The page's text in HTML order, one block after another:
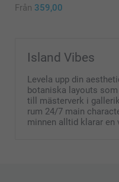
Från 359,00
Island Vibes
Levela upp din
botaniska layouts
till mästerverk i
rum 24/7 main
minnen alltid klarar en